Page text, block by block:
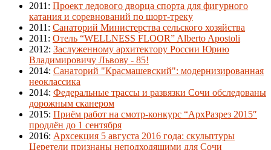
2011 : Проект ледового дворца спорта для фигурного
катания и соревнований по шорт-треку
2011 : Санаторий Министерства сельского хозяйства
2011 : Отель “WELLNESS FLOOR” Alberto Apostoli
2012: Заслуженному архитектору России Юрию
Владимировичу Львову - 85!
2014: Санаторий "Красмашевский": модернизированная
неоклассика
2014: Федеральные трассы и развязки Сочи обследованы
дорожным сканером
2015: Приём работ на смотр-конкурс “АрхРазрез 2015″
продлён до 1 сентября
2016: Архсекция 5 августа 2016 года: скульптуры
Церетели признаны неподходящими для Сочи